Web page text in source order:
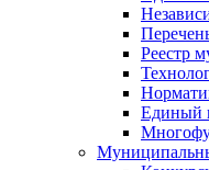
Реестр
Единый